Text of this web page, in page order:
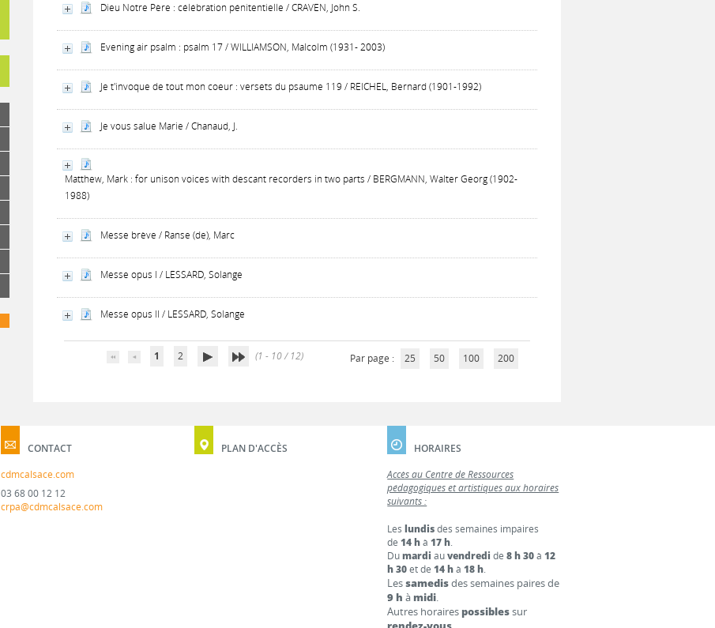
Dieu Notre Père : célébration pénitentielle / CRAVEN, John S.
Evening air psalm : psalm 17 / WILLIAMSON, Malcolm (1931- 2003)
Je t'invoque de tout mon coeur : versets du psaume 119 / REICHEL, Bernard (1901-1992)
Je vous salue Marie / Chanaud, J.
Matthew, Mark : for unison voices with descant recorders in two parts / BERGMANN, Walter Georg (1902-
1988)
Messe brève / Ranse (de), Marc
Messe opus I / LESSARD, Solange
Messe opus II / LESSARD, Solange
1 2 (1 - 10 / 12) Par page : 25 50 100 200
CONTACT
cdmcalsace.com
03 68 00 12 12
crpa@cdmcalsace.com
PLAN D'ACCÈS
HORAIRES
Accès au Centre de Ressources
pédagogiques et artistiques aux horaires
suivants :
Leslundisdes semaines impaires
de14 hà17 h.
Dumardi auvendredi de8 h 30à12
h 30et de14 hà18 h.
Lessamedisdes semaines paires de
9 h à midi.
Autres horaires possiblessur